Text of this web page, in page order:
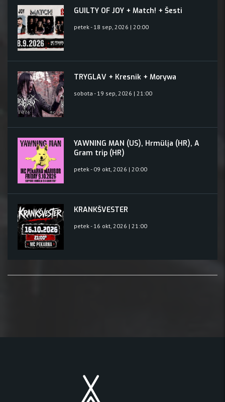
GUILTY OF JOY + Match! + Šesti
petek - 18 sep, 2026 | 20:00
TRYGLAV + Kresnik + Morywa
sobota - 19 sep, 2026 | 21:00
YAWNING MAN (US), Hrmülja (HR), A
Gram trip (HR)
petek - 09 okt, 2026 | 20:00
KRANKŠVESTER
petek - 16 okt, 2026 | 21:00